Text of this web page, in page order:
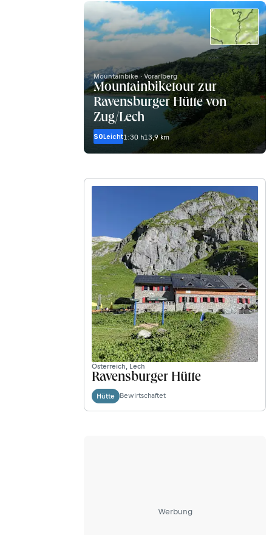
Mountainbike · Vorarlberg
Mountainbiketour zur
Ravensburger Hütte von
Zug/Lech
S0Leicht1:30 h13,9 km
Österreich, Lech
Ravensburger Hütte
Hütte Bewirtschaftet
Werbung